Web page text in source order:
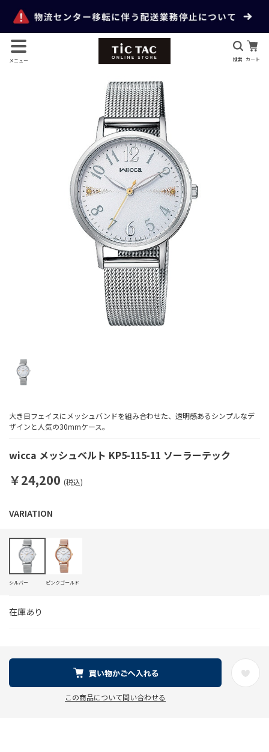
メニュー 検索 カート
wicca メッシュベルト KP5-115-11 ソーラーテック
大き目フェイスにメッシュバンドを組み合わせた、透明感あるシンプルなデ
ザインと人気の30mmケース。
￥24,200 (税込)
在庫あり
シルバー ピンクゴールド
この商品について問い合わせる